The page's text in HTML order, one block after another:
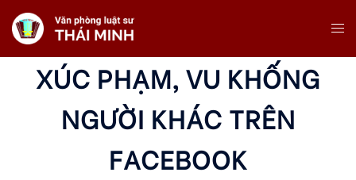
Skip
To
Content
XÚC PHẠM, VU KHỐNG
NGƯỜI KHÁC TRÊN
FACEBOOK